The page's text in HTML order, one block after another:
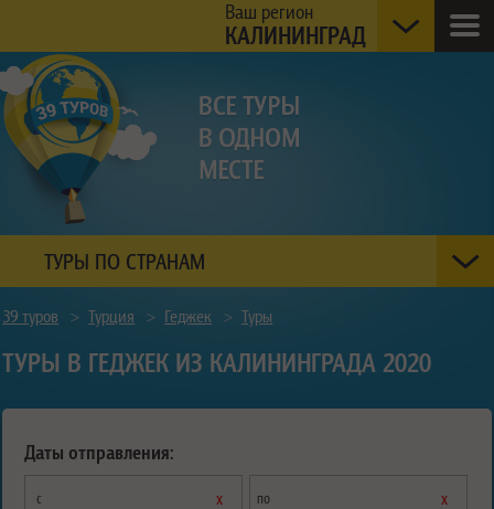
Ваш регион
КАЛИНИНГРАД
ТУРЫ ПО СТРАНАМ
39 туров > Турция > Геджек > Туры
ТУРЫ В ГЕДЖЕК ИЗ КАЛИНИНГРАДА 2020
Даты отправления:
с х по х